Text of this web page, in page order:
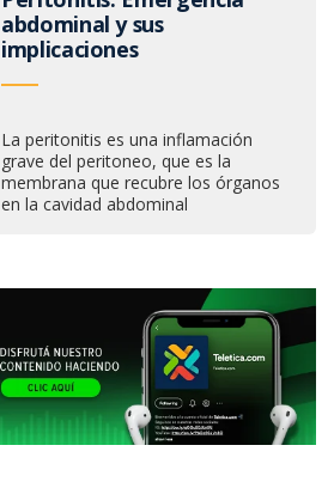
abdominal y sus
implicaciones
La peritonitis es una inflamación
grave del peritoneo, que es la
membrana que recubre los órganos
en la cavidad abdominal